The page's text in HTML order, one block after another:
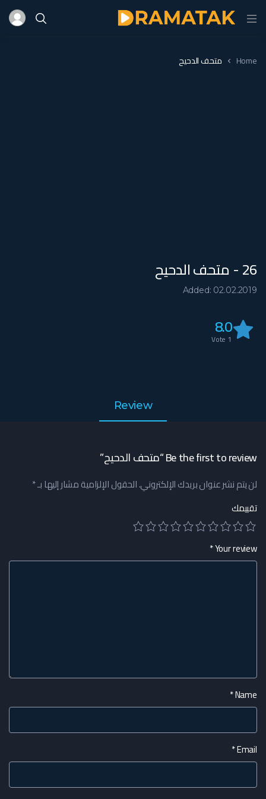
Home متحف الدحيح
26 - متحف الدحيح
Added: 02.02.2019
8.0
1
Review
Be the first to review “متحف الدحيح”
لن يتم نشر عنوان بريدك الإلكتروني.الحقول الإلزامية مشار إليها بـ*
تقييمك
Your review
*
Name
*
Email
*